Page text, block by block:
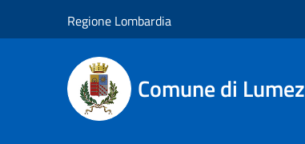
Regione Lombardia
Comune di